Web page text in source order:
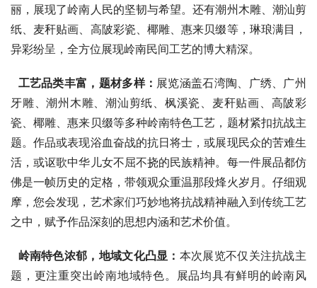
丽，展现了岭南人民的坚韧与希望。还有潮州木雕、潮汕剪
纸、麦秆贴画、高陂彩瓷、椰雕、惠来贝缀等，琳琅满目，
异彩纷呈，全方位展现岭南民间工艺的博大精深。
工艺品类丰富，题材多样： 展览涵盖石湾陶、广绣、广州
牙雕、潮州木雕、潮汕剪纸、枫溪瓷、麦秆贴画、高陂彩
瓷、椰雕、惠来贝缀等多种岭南特色工艺，题材紧扣抗战主
题。作品或表现浴血奋战的抗日将士，或展现民众的苦难生
活，或讴歌中华儿女不屈不挠的民族精神。每一件展品都仿
佛是一帧历史的定格，带领观众重温那段烽火岁月。仔细观
摩，您会发现，艺术家们巧妙地将抗战精神融入到传统工艺
之中，赋予作品深刻的思想内涵和艺术价值。
岭南特色浓郁，地域文化凸显： 本次展览不仅关注抗战主
题，更注重突出岭南地域特色。展品均具有鲜明的岭南风